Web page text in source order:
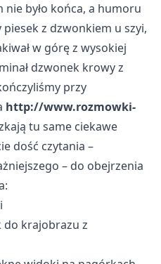
było końca, a humoru
z dzwonkiem u szyi,
w górę z wysokiej
dzwonek krowy z
przy
http://www.rozmowki-
tu same ciekawe
dość czytania –
– do obejrzenia
do krajobrazu z